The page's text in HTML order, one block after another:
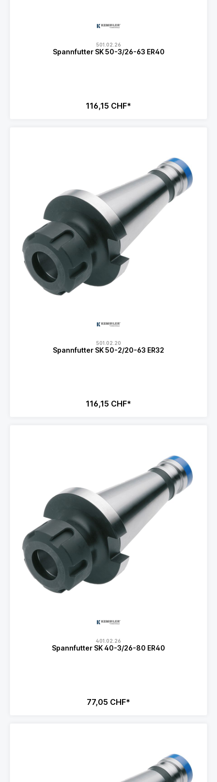
501.02.26
Spannfutter SK 50-3/26-63 ER40
116,15 CHF*
501.02.20
Spannfutter SK 50-2/20-63 ER32
116,15 CHF*
401.02.26
Spannfutter SK 40-3/26-80 ER40
77,05 CHF*